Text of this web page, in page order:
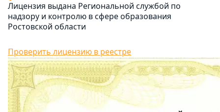
Лицензия выдана Региональной службой по
надзору и контролю в сфере образования
Ростовской области
Проверить лицензию в реестре